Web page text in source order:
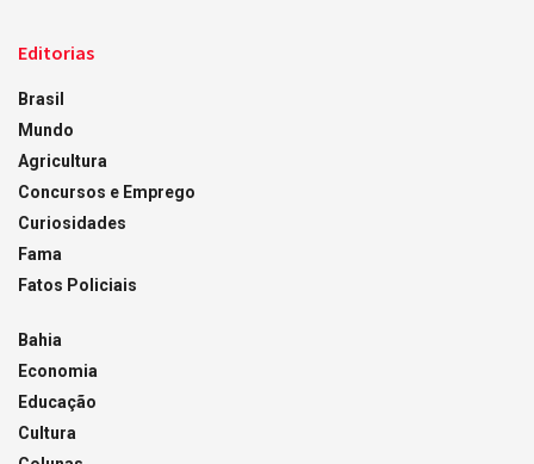
Editorias
Brasil
Mundo
Agricultura
Concursos e Emprego
Curiosidades
Fama
Fatos Policiais
Bahia
Economia
Educação
Cultura